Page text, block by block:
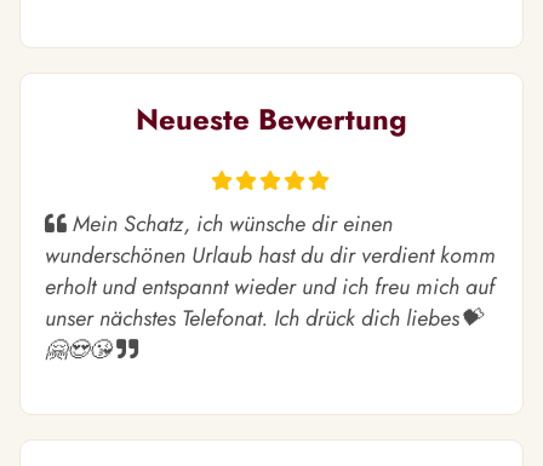
Neueste Bewertung
Mein Schatz, ich wünsche dir einen
wunderschönen Urlaub hast du dir verdient komm
erholt und entspannt wieder und ich freu mich auf
unser nächstes Telefonat. Ich drück dich liebes💝
🤗😍😘